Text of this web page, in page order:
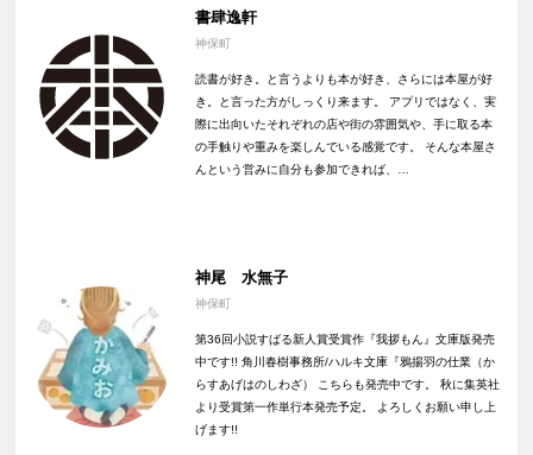
書肆逸軒
神保町
読書が好き。と言うよりも本が好き、さらには本屋が好
き。と言った方がしっくり来ます。 アプリではなく、実
際に出向いたそれぞれの店や街の雰囲気や、手に取る本
の手触りや重みを楽しんでいる感覚です。 そんな本屋さ
んという営みに自分も参加できれば、…
神尾 水無子
神保町
第36回小説すばる新人賞受賞作『我拶もん』文庫版発売
中です!! 角川春樹事務所/ハルキ文庫『鴉揚羽の仕業（か
らすあげはのしわざ） こちらも発売中です。 秋に集英社
より受賞第一作単行本発売予定。 よろしくお願い申し上
げます!!